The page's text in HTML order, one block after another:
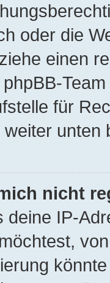
oder die
einen
für
unten
nicht
deine IP-